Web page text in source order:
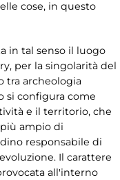
cose, in questo
in tal senso il luogo
per la singolarità del
tra archeologia
si configura come
e il territorio, che
ampio di
responsabile di
Il carattere
all'interno